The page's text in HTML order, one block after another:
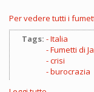
Per vedere tutti i
Tags:
Italia
Fumetti di
crisi
burocrazia